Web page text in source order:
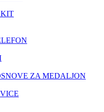
ZA MEDALJON